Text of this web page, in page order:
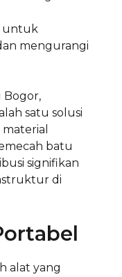
untuk
mengurangi
Bogor,
satu solusi
batu
signifikan
di
alat yang